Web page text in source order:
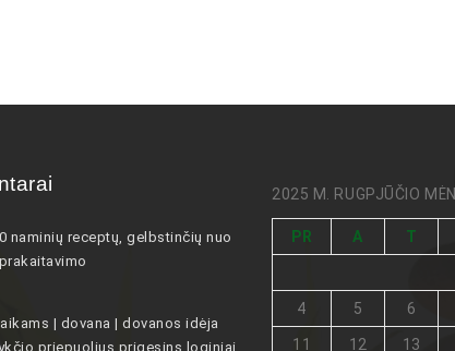
naminių receptų, gelbstinčių nuo
| dovana | dovanos idėja
priepuolius prigesins loginiai
2025 M. RUGPJŪČIO MĖN.
PR A T
4 5 6
11 12 13